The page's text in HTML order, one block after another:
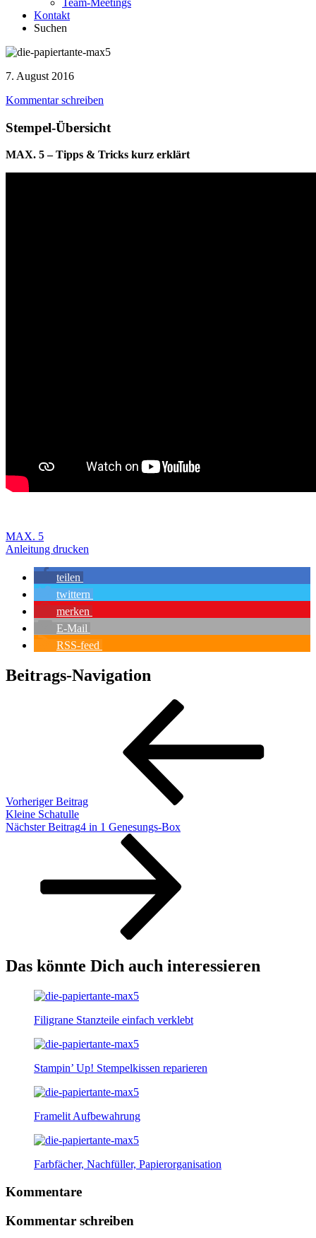
Team-Meetings
Kontakt
Suchen
7. August 2016
Kommentar schreiben
Stempel-Übersicht
MAX. 5 – Tipps & Tricks kurz erklärt
MAX. 5
Anleitung drucken
teilen
twittern
merken
E-Mail
RSS-feed
Beitrags-Navigation
Vorheriger Beitrag
Kleine Schatulle
Nächster Beitrag4 in 1 Genesungs-Box
Das könnte Dich auch interessieren
Filigrane Stanzteile einfach verklebt
Stampin’ Up! Stempelkissen reparieren
Framelit Aufbewahrung
Farbfächer, Nachfüller, Papierorganisation
Kommentare
Kommentar schreiben